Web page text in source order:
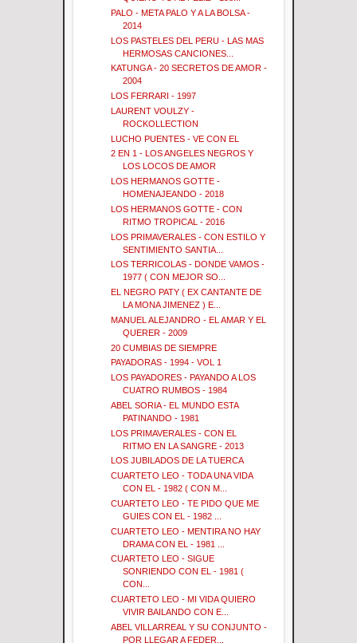
PALO - META PALO Y A LA BOLSA -
2014
LOS PASTELES DEL PERU - LAS MAS
HERMOSAS CANCIONES...
KATUNGA - 20 SECRETOS DE AMOR -
2004
LOS FERRARI - 1997
LAURENT VOULZY -
ROCKOLLECTION
LUCHO PUENTES - VE CON EL
2 EN 1 - LOS ANGELES NEGROS Y
LOS LOCOS DE AMOR
LOS HERMANOS GOTTE -
HOMENAJEANDO - 2018
LOS HERMANOS GOTTE - CON
RITMO TROPICAL - 2016
LOS PRIMAVERALES - CON ESTILO Y
SENTIMIENTO SANTIA...
LOS TERRICOLAS - DONDE VAMOS -
1977 ( CON MEJOR SO...
EL NEGRO PATY ( EX CANTANTE DE
LA MONA JIMENEZ ) E...
MANUEL ALEJANDRO - EL AMAR Y EL
QUERER - 2009
20 CUMBIAS DE SIEMPRE
PAYADORAS - 1994 - VOL 1
LOS PAYADORES - PAYANDO A LOS
CUATRO RUMBOS - 1984
ABEL SORIA - EL MUNDO ESTA
PATINANDO - 1981
LOS PRIMAVERALES - CON EL
RITMO EN LA SANGRE - 2013
LOS JUBILADOS DE LA TUERCA
CUARTETO LEO - TODA UNA VIDA
CON EL - 1982 ( CON M...
CUARTETO LEO - TE PIDO QUE ME
GUIES CON EL - 1982 ...
CUARTETO LEO - MENTIRA NO HAY
DRAMA CON EL - 1981 ...
CUARTETO LEO - SIGUE
SONRIENDO CON EL - 1981 (
CON...
CUARTETO LEO - MI VIDA QUIERO
VIVIR BAILANDO CON E...
ABEL VILLARREAL Y SU CONJUNTO -
POR LLEGAR A FEDER...